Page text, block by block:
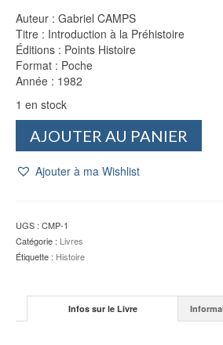
Auteur : Gabriel CAMPS
Titre : Introduction à la Préhistoire
Éditions : Points Histoire
Format : Poche
Année : 1982
1 en stock
à
-
Gabriel
CAMPS
AJOUTER AU PANIER
Ajouter à ma Wishlist
UGS : CMP-1
Catégorie : Livres
Étiquette : Histoire
Infos sur le Livre